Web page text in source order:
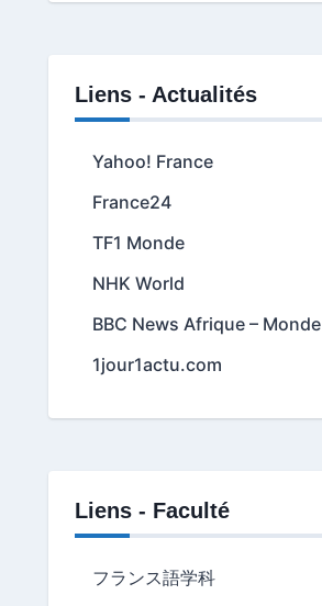
Liens - Actualités
Yahoo! France
France24
TF1 Monde
NHK World
BBC News Afrique – Monde
1jour1actu.com
Liens - Faculté
フランス語学科